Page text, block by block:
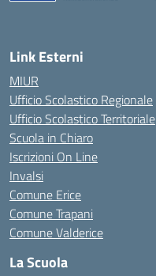
Link Esterni
MIUR
Ufficio Scolastico Regionale
Ufficio Scolastico Territoriale
Scuola in Chiaro
Iscrizioni On Line
Invalsi
Comune Erice
Comune Trapani
Comune Valderice
La Scuola